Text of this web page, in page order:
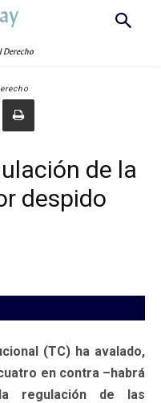
Derecho
de la
despido
(TC) ha avalado,
en contra –habrá
regulación de las